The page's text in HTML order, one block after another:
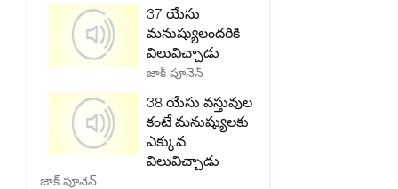
37 యేసు
మనుష్యులందరికి
విలువిచ్చాడు
జాక్ పూనెన్
38 యేసు వస్తువుల
కంటే మనుష్యులకు
ఎక్కువ
విలువిచ్చాడు
జాక్ పూనెన్